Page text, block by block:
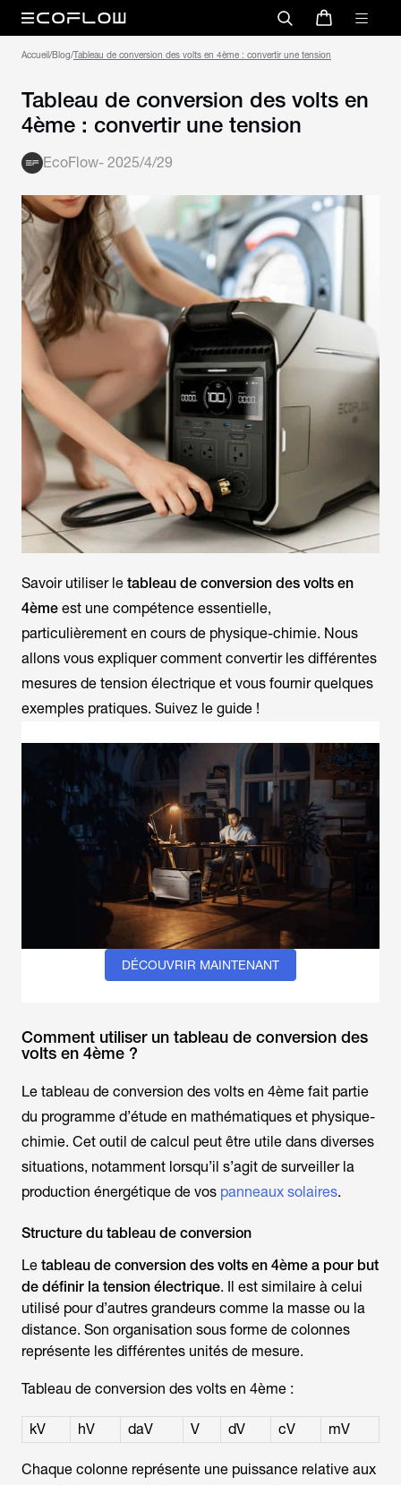
Accueil/Blog/Tableau de conversion des volts en 4ème : convertir une tension
Tableau de conversion des volts en
4ème : convertir une tension
EcoFlow- 2025/4/29
Savoir utiliser le tableau de conversion des volts en
4ème est une compétence essentielle,
particulièrement en cours de physique-chimie. Nous
allons vous expliquer comment convertir les différentes
mesures de tension électrique et vous fournir quelques
exemples pratiques. Suivez le guide !
DÉCOUVRIR MAINTENANT
Comment utiliser un tableau de conversion des
volts en 4ème ?
Le tableau de conversion des volts en 4ème fait partie
du programme d’étude en mathématiques et physique-
chimie. Cet outil de calcul peut être utile dans diverses
situations, notamment lorsqu’il s’agit de surveiller la
production énergétique de vos panneaux solaires.
Structure du tableau de conversion
Le tableau de conversion des volts en 4ème a pour but
de définir la tension électrique. Il est similaire à celui
utilisé pour d’autres grandeurs comme la masse ou la
distance. Son organisation sous forme de colonnes
représente les différentes unités de mesure.
Tableau de conversion des volts en 4ème :
kV hV daV V dV cV mV
Chaque colonne représente une puissance relative aux